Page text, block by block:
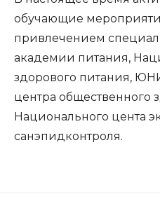
обучающие
привлечением
академии питания,
здорового питания,
центра общественного
Национального цента
санэпидконтроля.